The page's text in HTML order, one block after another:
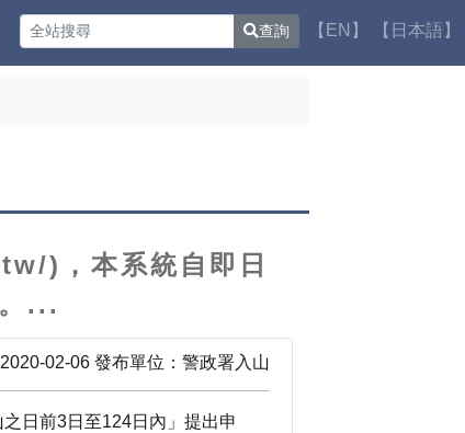
查詢 【EN】 【日本語】
)，本系統自即日
...
02-06 發布單位：警政署入山
日前3日至124日內」提出申